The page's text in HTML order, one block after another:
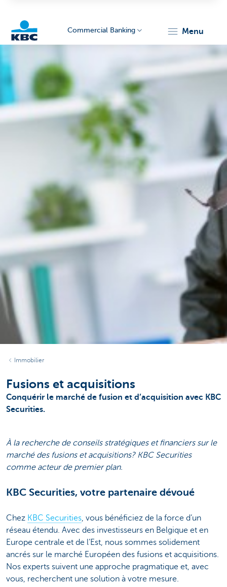
Commercial Banking menu
Immobilier
Fusions et acquisitions
Conquérir le marché de fusion et d’acquisition avec KBC
Securities.
À la recherche de conseils stratégiques et financiers sur le
marché des fusions et acquisitions? KBC Securities
comme acteur de premier plan.
KBC Securities, votre partenaire dévoué
Chez KBC Securities, vous bénéficiez de la force d’un
réseau étendu. Avec des investisseurs en Belgique et en
Europe centrale et de l’Est, nous sommes solidement
ancrés sur le marché Européen des fusions et acquisitions.
Nos experts suivent une approche pragmatique et, avec
vous, recherchent une solution à votre mesure.